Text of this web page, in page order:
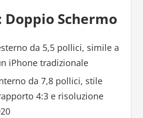
Doppio Schermo
da 5,5 pollici, simile a
iPhone tradizionale
da 7,8 pollici, stile
4:3 e risoluzione